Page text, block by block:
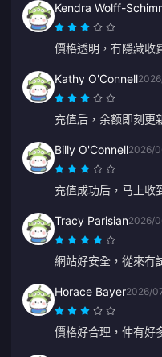
Kendra Wolff-
價格透明，冇隱藏收
Kathy O'Connell
充值后，余额即刻更
Billy O'Connell2026/
充值成功后，马上收
Tracy Parisian2026/
網站好安全，從來冇
Horace Bayer2026/
價格好合理，仲有好